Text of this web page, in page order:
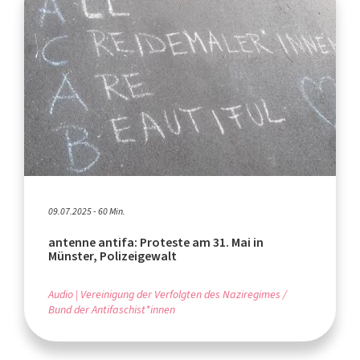
09.07.2025 - 60 Min.
antenne antifa: Proteste am 31. Mai in
Münster, Polizeigewalt
Audio Vereinigung der Verfolgten des Naziregimes /
Bund der Antifaschist*innen